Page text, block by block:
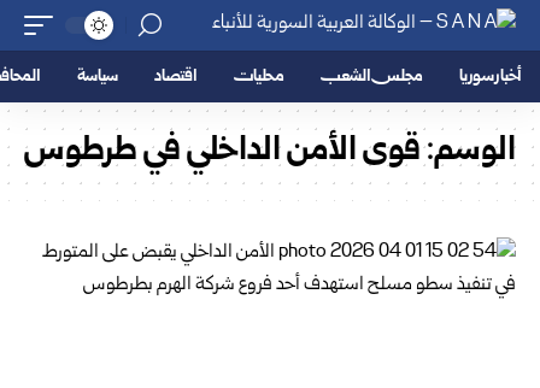
أخبار سوريا مجلس الشعب محليات اقتصاد سياسة
الوسم:قوى الأمن الداخلي في طرطوس